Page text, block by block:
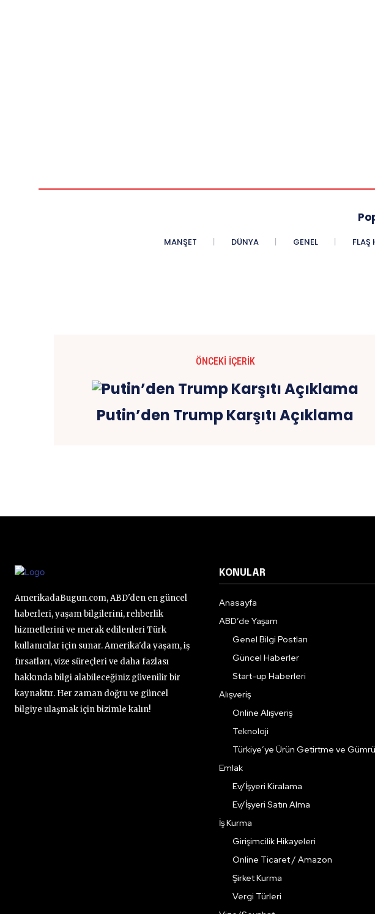
MANŞET DÜNYA GENEL FLAŞ
ÖNCEKI İÇERIK
Putin’den Trump Karşıtı Açıklama
AmerikadaBugun.com, ABD'den en güncel
haberleri, yaşam bilgilerini, rehberlik
hizmetlerini ve merak edilenleri Türk
kullanıcılar için sunar. Amerika'da yaşam, iş
fırsatları, vize süreçleri ve daha fazlası
hakkında bilgi alabileceğiniz güvenilir bir
kaynaktır. Her zaman doğru ve güncel
bilgiye ulaşmak için bizimle kalın!
KONULAR
Anasayfa
ABD’de Yaşam
Genel Bilgi Postları
Güncel Haberler
Start-up Haberleri
Alışveriş
Online Alışveriş
Teknoloji
Türkiye’ye Ürün Getirtme ve
Emlak
Ev/İşyeri Kiralama
Ev/İşyeri Satın Alma
İş Kurma
Girişimcilik Hikayeleri
Online Ticaret / Amazon
Şirket Kurma
Vergi Türleri